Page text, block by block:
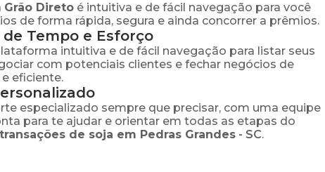
Grão Direto é intuitiva e de fácil navegação para você
de forma rápida, segura e ainda concorrer a prêmios.
de Tempo e Esforço
intuitiva e de fácil navegação para listar seus
com potenciais clientes e fechar negócios de
eficiente.
especializado sempre que precisar, com uma equipe
para te ajudar e orientar em todas as etapas do
transações de soja em Pedras Grandes - SC.